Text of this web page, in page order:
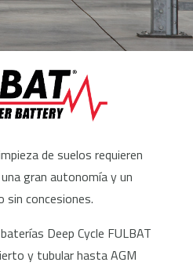
de suelos requieren
gran autonomía y un
sin concesiones.
Deep Cycle FULBAT
y tubular hasta AGM